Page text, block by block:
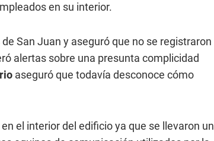
en su interior.
San Juan y aseguró que no se registraron
alertas sobre una presunta complicidad
aseguró que todavía desconoce cómo
el interior del edificio ya que se llevaron un